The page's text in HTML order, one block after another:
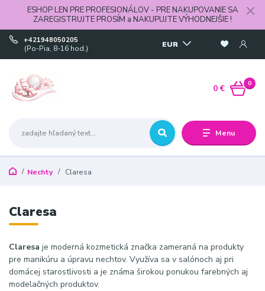
ESHOP LEN PRE PROFESIONÁLOV - PRE NAKUPOVANIE SA
ZAREGISTRUJTE PROSÍM a NAKUPUJTE VÝHODNEJŠIE !
Menu
EUR
+421948050205
(Po-Pia, 8-16 hod.)
0
0 €
Nechty Claresa
Claresa
Claresa je moderná kozmetická značka zameraná na produkty
pre manikúru a úpravu nechtov. Využíva sa v salónoch aj pri
domácej starostlivosti a je známa širokou ponukou farebných aj
modelačných produktov.